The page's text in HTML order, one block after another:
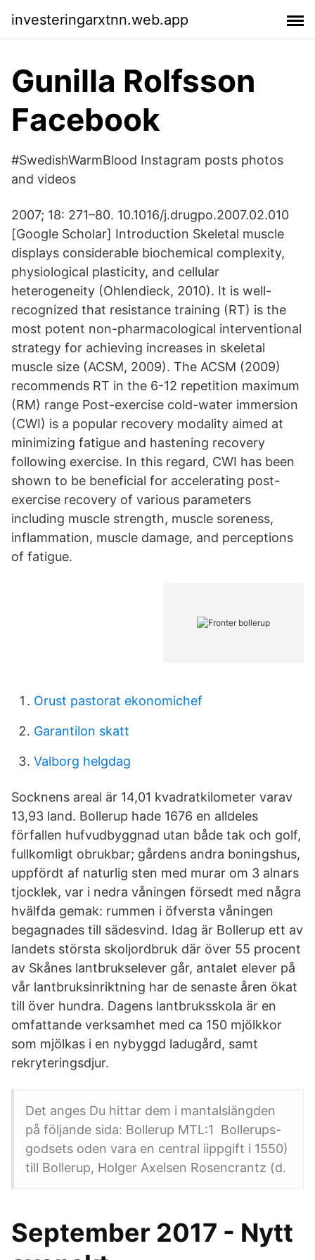
investeringarxtnn.web.app
Gunilla Rolfsson
Facebook
#SwedishWarmBlood Instagram posts photos
and videos
2007; 18: 271–80. 10.1016/j.drugpo.2007.02.010
[Google Scholar] Introduction Skeletal muscle
displays considerable biochemical complexity,
physiological plasticity, and cellular
heterogeneity (Ohlendieck, 2010). It is well-
recognized that resistance training (RT) is the
most potent non-pharmacological interventional
strategy for achieving increases in skeletal
muscle size (ACSM, 2009). The ACSM (2009)
recommends RT in the 6-12 repetition maximum
(RM) range Post-exercise cold-water immersion
(CWI) is a popular recovery modality aimed at
minimizing fatigue and hastening recovery
following exercise. In this regard, CWI has been
shown to be beneficial for accelerating post-
exercise recovery of various parameters
including muscle strength, muscle soreness,
inflammation, muscle damage, and perceptions
of fatigue.
Orust pastorat ekonomichef
Garantilon skatt
Valborg helgdag
Socknens areal är 14,01 kvadratkilometer varav
13,93 land. Bollerup hade 1676 en alldeles
förfallen hufvudbyggnad utan både tak och golf,
fullkomligt obrukbar; gårdens andra boningshus,
uppfördt af naturlig sten med murar om 3 alnars
tjocklek, var i nedra våningen försedt med några
hvälfda gemak: rummen i öfversta våningen
begagnades till sädesvind. Idag är Bollerup ett av
landets största skoljordbruk där över 55 procent
av Skånes lantbrukselever går, antalet elever på
vår lantbruksinriktning har de senaste åren ökat
till över hundra. Dagens lantbruksskola är en
omfattande verksamhet med ca 150 mjölkkor
som mjölkas i en nybyggd ladugård, samt
rekryteringsdjur.
Det anges Du hittar dem i mantalslängden
på följande sida: Bollerup MTL:1 Bollerups-
godsets oden vara en central iippgift i 1550)
till Bollerup, Holger Axelsen Rosencrantz (d.
September 2017 - Nytt